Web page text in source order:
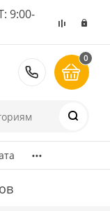
9:00-
8 (495)
0
...